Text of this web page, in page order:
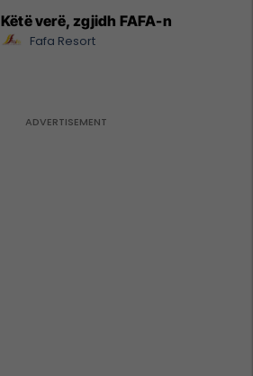
Këtë verë, zgjidh FAFA-n
Fafa Resort